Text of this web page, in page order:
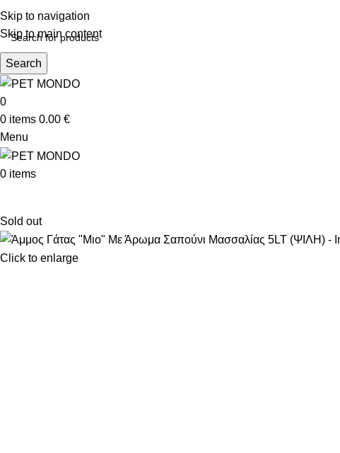
Skip to navigation
Skip to main content
Search
0
0 items 0.00 €
Menu
0 items
Sold out
Click to enlarge